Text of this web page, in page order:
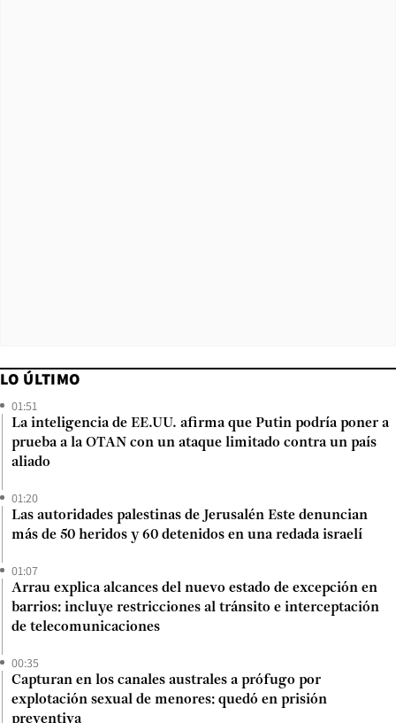
LO ÚLTIMO
01:51
La inteligencia de EE.UU. afirma que Putin podría poner a
prueba a la OTAN con un ataque limitado contra un país
aliado
01:20
Las autoridades palestinas de Jerusalén Este denuncian
más de 50 heridos y 60 detenidos en una redada israelí
01:07
Arrau explica alcances del nuevo estado de excepción en
barrios: incluye restricciones al tránsito e interceptación
de telecomunicaciones
00:35
Capturan en los canales australes a prófugo por
explotación sexual de menores: quedó en prisión
preventiva